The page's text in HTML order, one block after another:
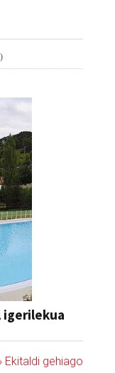
igerilekua
Ekitaldi gehiago